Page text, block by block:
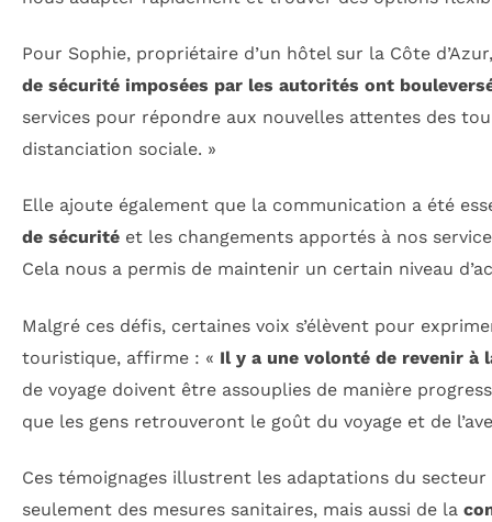
Pour Sophie, propriétaire d’un hôtel sur la Côte
de sécurité imposées par les autorités ont
services pour répondre aux nouvelles attentes des
distanciation sociale. »
Elle ajoute également que la communication a été
de sécurité et les changements apportés à nos
Cela nous a permis de maintenir un certain niveau
Malgré ces défis, certaines voix s’élèvent pour
touristique, affirme : « Il y a une volonté de revenir à
de voyage doivent être assouplies de manière
que les gens retrouveront le goût du voyage et de
Ces témoignages illustrent les adaptations du
seulement des mesures sanitaires, mais aussi de la